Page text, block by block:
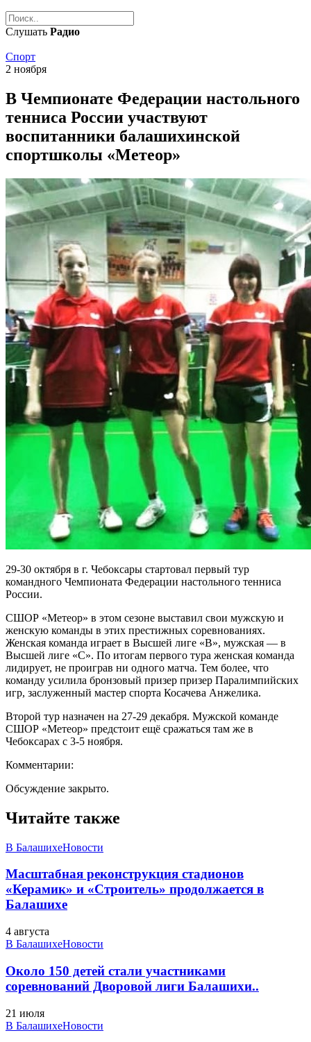
Слушать Радио
Спорт
2 ноября
В Чемпионате Федерации настольного
тенниса России участвуют
воспитанники балашихинской
спортшколы «Метеор»
29-30 октября в г. Чебоксары стартовал первый тур
командного Чемпионата Федерации настольного тенниса
России.
СШОР «Метеор» в этом сезоне выставил свои мужскую и
женскую команды в этих престижных соревнованиях.
Женская команда играет в Высшей лиге «В», мужская — в
Высшей лиге «С». По итогам первого тура женская команда
лидирует, не проиграв ни одного матча. Тем более, что
команду усилила бронзовый призер призер Паралимпийских
игр, заслуженный мастер спорта Косачева Анжелика.
Второй тур назначен на 27-29 декабря. Мужской команде
СШОР «Метеор» предстоит ещё сражаться там же в
Чебоксарах с 3-5 ноября.
Комментарии:
Обсуждение закрыто.
Читайте также
В БалашихеНовости
Масштабная реконструкция стадионов
«Керамик» и «Строитель» продолжается в
Балашихе
4 августа
В БалашихеНовости
Около 150 детей стали участниками
соревнований Дворовой лиги Балашихи..
21 июля
В БалашихеНовости